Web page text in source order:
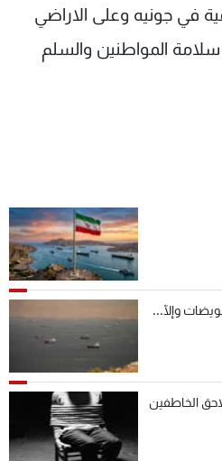
في جونيه وعلى الاراضي
سلامة المواطنين والسلم
وإلّا...
الخاطفين
تواصل معنا
شروط الإسـتخدام
سياسة الخصوصية